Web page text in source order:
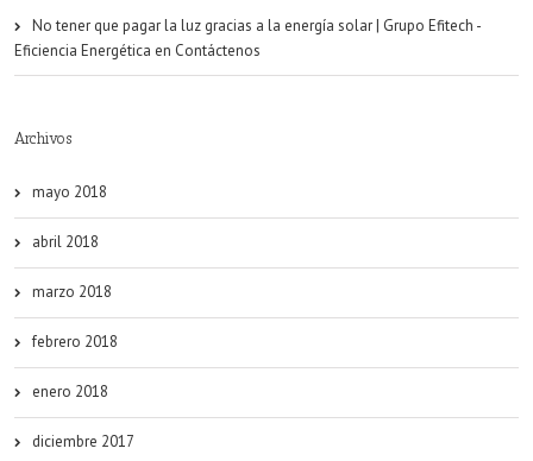
No tener que pagar la luz gracias a la energía solar | Grupo Efitech -
Eficiencia Energética en Contáctenos
Archivos
mayo 2018
abril 2018
marzo 2018
febrero 2018
enero 2018
diciembre 2017